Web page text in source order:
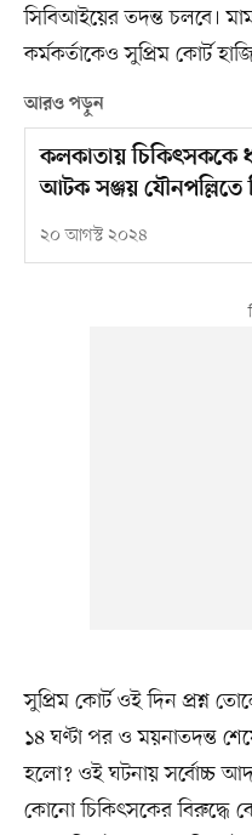
সিবিআইয়ের তদন্ত চলবে।
কর্মকর্তাকেও সুপ্রিম কোর্ট
আরও পড়ুন
কলকাতায় চিকিৎসককে
আটক সঞ্জয় যৌনপল্লিতে
২০ আগস্ট ২০২৪
সুপ্রিম কোর্ট ওই দিন প্রশ্ন
১৪ ঘণ্টা পর ও ময়নাতদন্ত
হলো? ওই ঘটনায় সর্বোচ্চ
কোনো চিকিৎসকের বিরুদ্ধে